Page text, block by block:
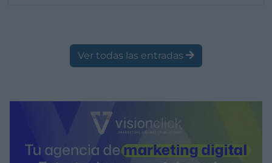
Ver todas las entradas